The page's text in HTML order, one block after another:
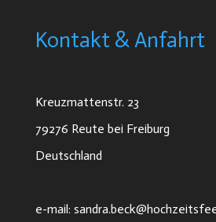
Kontakt & Anfahrt
Kreuzmattenstr. 23
79276 Reute bei Freiburg
Deutschland
e-mail: